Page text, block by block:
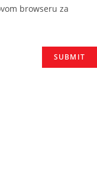
browseru za